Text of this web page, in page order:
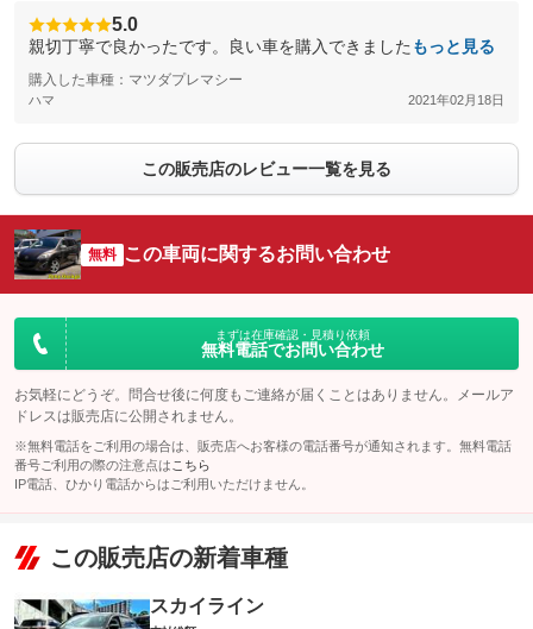
5.0
親切丁寧で良かったです。良い車を購入できました もっと見る
購入した車種：マツダプレマシー
ハマ 2021年02月18日
この販売店のレビュー一覧を見る
無料 この車両に関するお問い合わせ
まずは在庫確認・見積り依頼
無料電話でお問い合わせ
お気軽にどうぞ。問合せ後に何度もご連絡が届くことはありません。メールア
ドレスは販売店に公開されません。
※無料電話をご利用の場合は、販売店へお客様の電話番号が通知されます。無料電話
番号ご利用の際の注意点は こちら
IP電話、ひかり電話からはご利用いただけません。
この販売店の新着車種
スカイライン